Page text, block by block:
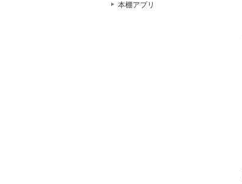
本棚アプリ